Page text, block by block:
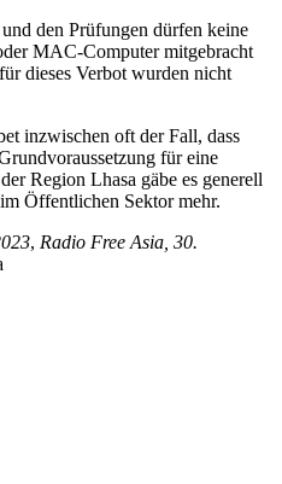
den Prüfungen dürfen keine
MAC-Computer mitgebracht
dieses Verbot wurden nicht
inzwischen oft der Fall, dass
für eine
Region Lhasa gäbe es generell
Öffentlichen Sektor mehr.
, Radio Free Asia, 30.